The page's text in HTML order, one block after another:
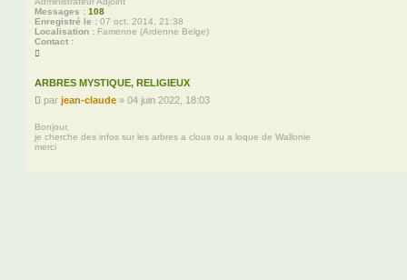
Messages : 108
Enregistré le : 07 oct. 2014, 21:38
Localisation : Famenne (Ardenne Belge)
Contact :
t
c
r
j
e
ARBRES MYSTIQUE, RELIGIEUX
M
s
s
a
par jean-claude » 04 juin 2022, 18:03
Bonjour,
je cherche des infos sur les arbres a clous ou a loque de Wallonie
merci